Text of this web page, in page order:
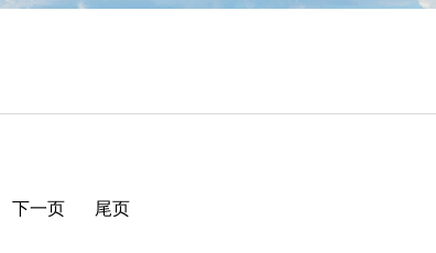
下一页 尾页